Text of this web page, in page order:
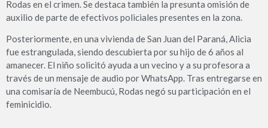
Rodas en el crimen. Se destaca también la presunta omisión de
auxilio de parte de efectivos policiales presentes en la zona.
Posteriormente, en una vivienda de San Juan del Paraná, Alicia
fue estrangulada, siendo descubierta por su hijo de 6 años al
amanecer. El niño solicitó ayuda a un vecino y a su profesora a
través de un mensaje de audio por WhatsApp. Tras entregarse en
una comisaría de Neembucú, Rodas negó su participación en el
feminicidio.